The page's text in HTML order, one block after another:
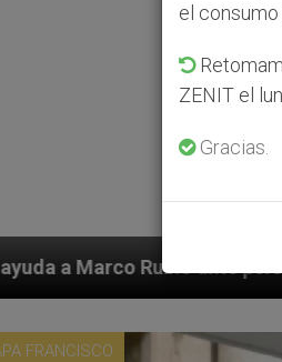
de colonos judíos
FRANCISCO
el
ZENIT el
Gracias.